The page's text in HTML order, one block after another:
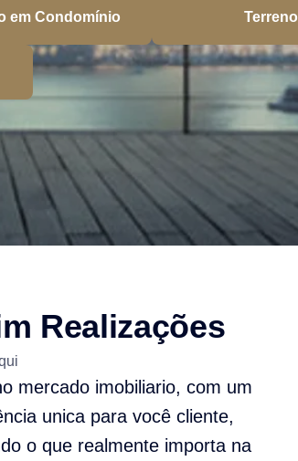
em Condomínio Terreno
Realizações
mercado imobiliario, com um
unica para você cliente,
o que realmente importa na